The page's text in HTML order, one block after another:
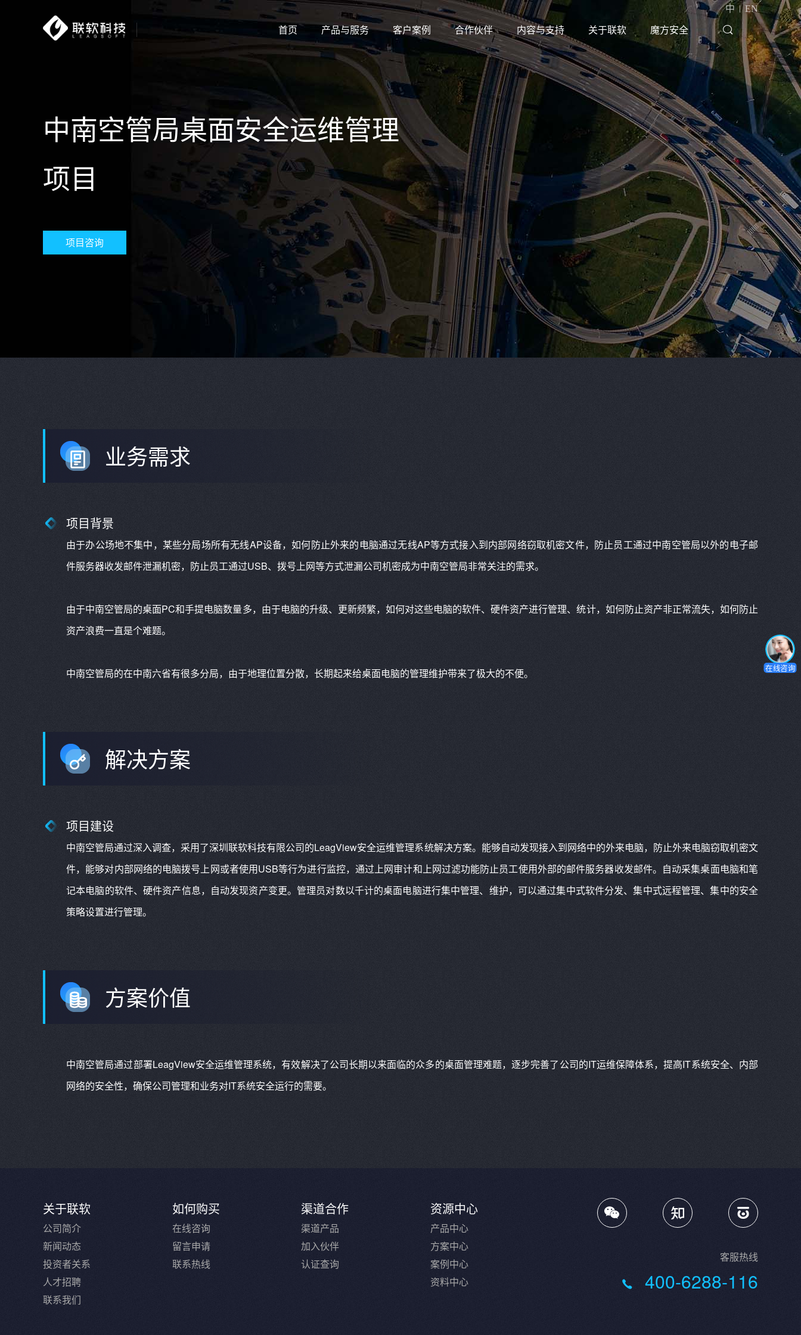
首页 产品与服务 客户案例 合作伙伴 内容与支持 关于联软 魔方安全 
中 | EN
中南空管局桌面安全运维管理
项目
项目咨询
业务需求
项目背景
由于办公场地不集中，某些分局场所有无线AP设备，如何防止外来的电脑通过无线AP等方式接入到内部网络窃取机密文件，防止员工通过中南空管局以外的电子邮
件服务器收发邮件泄漏机密，防止员工通过USB、拨号上网等方式泄漏公司机密成为中南空管局非常关注的需求。
由于中南空管局的桌面PC和手提电脑数量多，由于电脑的升级、更新频繁，如何对这些电脑的软件、硬件资产进行管理、统计，如何防止资产非正常流失，如何防止
资产浪费一直是个难题。
中南空管局的在中南六省有很多分局，由于地理位置分散，长期起来给桌面电脑的管理维护带来了极大的不便。
解决方案
项目建设
中南空管局通过深入调查，采用了深圳联软科技有限公司的LeagView安全运维管理系统解决方案。能够自动发现接入到网络中的外来电脑，防止外来电脑窃取机密文
件，能够对内部网络的电脑拨号上网或者使用USB等行为进行监控，通过上网审计和上网过滤功能防止员工使用外部的邮件服务器收发邮件。自动采集桌面电脑和笔
记本电脑的软件、硬件资产信息，自动发现资产变更。管理员对数以千计的桌面电脑进行集中管理、维护，可以通过集中式软件分发、集中式远程管理、集中的安全
策略设置进行管理。
方案价值
中南空管局通过部署LeagView安全运维管理系统，有效解决了公司长期以来面临的众多的桌面管理难题，逐步完善了公司的IT运维保障体系，提高IT系统安全、内部
网络的安全性，确保公司管理和业务对IT系统安全运行的需要。
关于联软
公司简介
新闻动态
投资者关系
人才招聘
联系我们
如何购买
在线咨询
留言申请
联系热线
渠道合作
渠道产品
加入伙伴
认证查询
资源中心
产品中心
方案中心
案例中心
资料中心

客服热线
 400-6288-116
在线咨询